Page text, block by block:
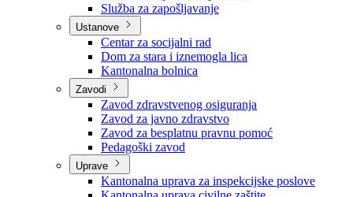
Službe
Služba za odnose s javnošću
Služba za zajedničke poslove
Služba za zapošljavanje
Ustanove
Centar za socijalni rad
Dom za stara i iznemogla lica
Kantonalna bolnica
Zavodi
Zavod zdravstvenog osiguranja
Zavod za javno zdravstvo
Zavod za besplatnu pravnu pomoć
Pedagoški zavod